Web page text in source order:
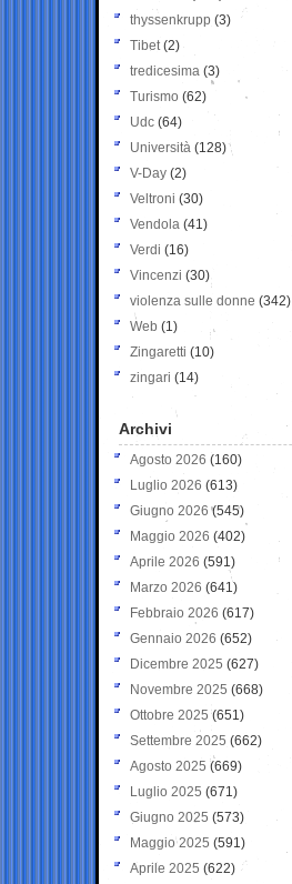
thyssenkrupp (3)
Tibet(2)
tredicesima (3)
Turismo (62)
Udc (64)
Università (128)
V-Day (2)
Veltroni (30)
Vendola (41)
Verdi (16)
Vincenzi (30)
violenza sulle donne (342)
Web (1)
Zingaretti (10)
zingari (14)
Archivi
Agosto 2026 (160)
Luglio 2026 (613)
Giugno 2026 (545)
Maggio 2026 (402)
Aprile 2026 (591)
Marzo 2026 (641)
Febbraio 2026 (617)
Gennaio 2026 (652)
Dicembre 2025 (627)
Novembre 2025 (668)
Ottobre 2025 (651)
Settembre 2025 (662)
Agosto 2025 (669)
Luglio 2025 (671)
Giugno 2025 (573)
Maggio 2025 (591)
Aprile 2025 (622)